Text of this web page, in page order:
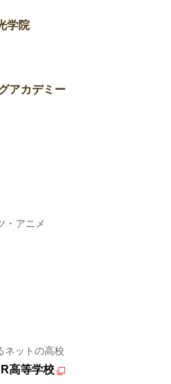
学院
アカデミー
・アニメ
ネットの高校
高等学校